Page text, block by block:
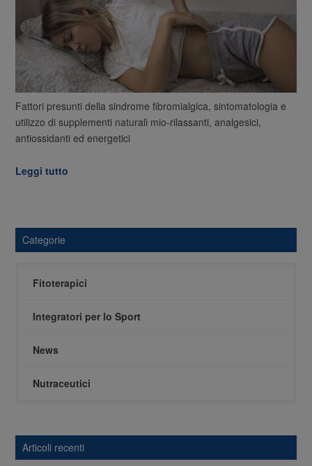
Fattori presunti della sindrome fibromialgica, sintomatologia e
utilizzo di supplementi naturali mio-rilassanti, analgesici,
antiossidanti ed energetici
Leggi tutto
Categorie
Fitoterapici
Integratori per lo Sport
News
Nutraceutici
Articoli recenti